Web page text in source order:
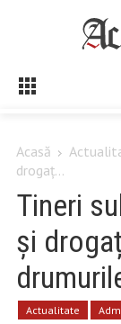
Acasă
drogaț...
Tineri
și
Actualitate